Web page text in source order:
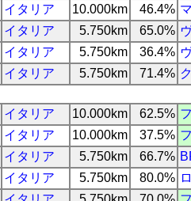
イタリア 10.000km 46.4%
イタリア 5.750km 65.0%
イタリア 5.750km 36.4%
イタリア 5.750km 71.4%
イタリア 10.000km 62.5%
イタリア 10.000km 37.5%
イタリア 5.750km 66.7%
イタリア 5.750km 80.0%